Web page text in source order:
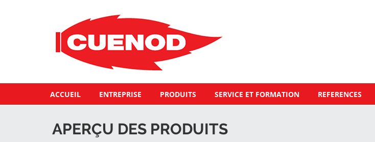
ACCUEIL ENTREPRISE PRODUITS SERVICE ET FORMATION REFERENCES
APERÇU DES PRODUITS